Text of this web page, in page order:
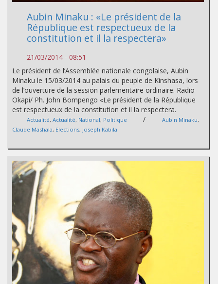
Aubin Minaku : «Le président de la
République est respectueux de la
constitution et il la respectera»
21/03/2014 - 08:51
Le président de l’Assemblée nationale congolaise, Aubin
Minaku le 15/03/2014 au palais du peuple de Kinshasa, lors
de l’ouverture de la session parlementaire ordinaire. Radio
Okapi/ Ph. John Bompengo «Le président de la République
est respectueux de la constitution et il la respectera.
Actualité, Actualité, National, Politique / Aubin Minaku,
Claude Mashala, Elections, Joseph Kabila